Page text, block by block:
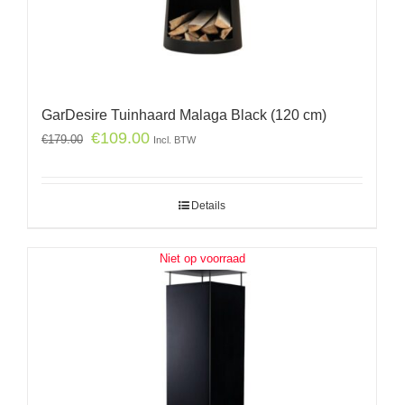
GarDesire Tuinhaard Malaga Black (120 cm)
€179.00 €109.00 Incl. BTW
Details
Niet op voorraad